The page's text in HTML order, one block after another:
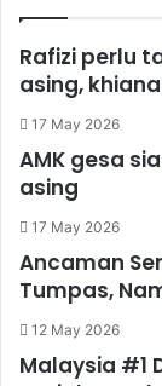
Rafizi perlu
asing,
17 May 2026
AMK gesa
asing
17 May 2026
Ancaman
Tumpas,
12 May 2026
Malaysia #1